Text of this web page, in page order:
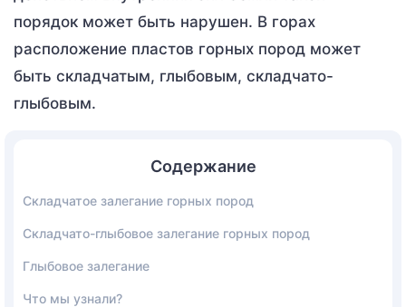
порядок может быть нарушен. В горах
расположение пластов горных пород может
быть складчатым, глыбовым, складчато-
глыбовым.
Содержание
Складчатое залегание горных пород
Складчато-глыбовое залегание горных пород
Глыбовое залегание
Что мы узнали?